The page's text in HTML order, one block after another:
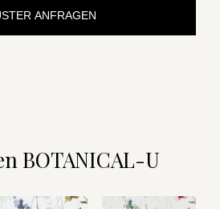
ANFRAGEN
BOTANICAL-U